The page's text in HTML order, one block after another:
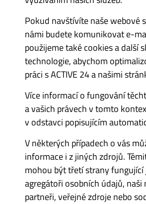
Pokud navštívíte naše webové
námi budete komunikovat e-
použijeme také cookies a další
technologie, abychom
práci s ACTIVE 24 a našimi
Více informací o fungování
a vašich právech v tomto
v odstavci popisujícím
V některých případech o vás
informace i z jiných zdrojů.
mohou být třetí strany fungující
agregátoři osobních údajů,
partneři, veřejné zdroje nebo